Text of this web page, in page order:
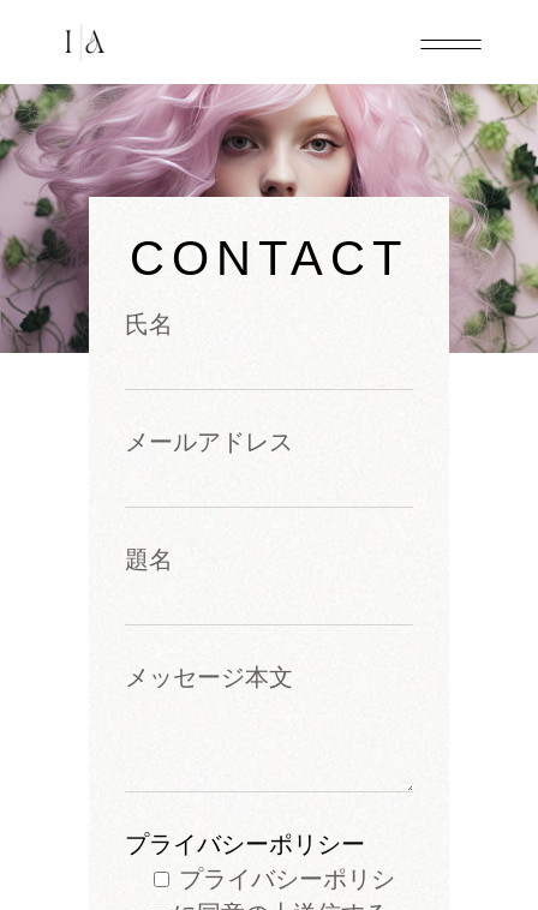
CONTACT
氏名
メールアドレス
題名
メッセージ本文
プライバシーポリシー
プライバシーポリシ